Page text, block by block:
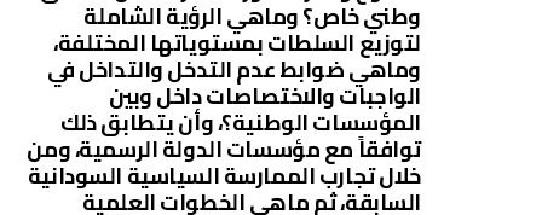
وطني خاص؟ وماهي الرؤية الشاملة
لتوزيع السلطات بمستوياتها المختلفة،
وماهي ضوابط عدم التدخل والتداخل في
الواجبات والاختصاصات داخل وبين
المؤسسات الوطنية؟، وأن يتطابق ذلك
توافقاً مع مؤسسات الدولة الرسمية، ومن
خلال تجارب الممارسة السياسية السودانية
السابقة، ثم ماهي الخطوات العلمية